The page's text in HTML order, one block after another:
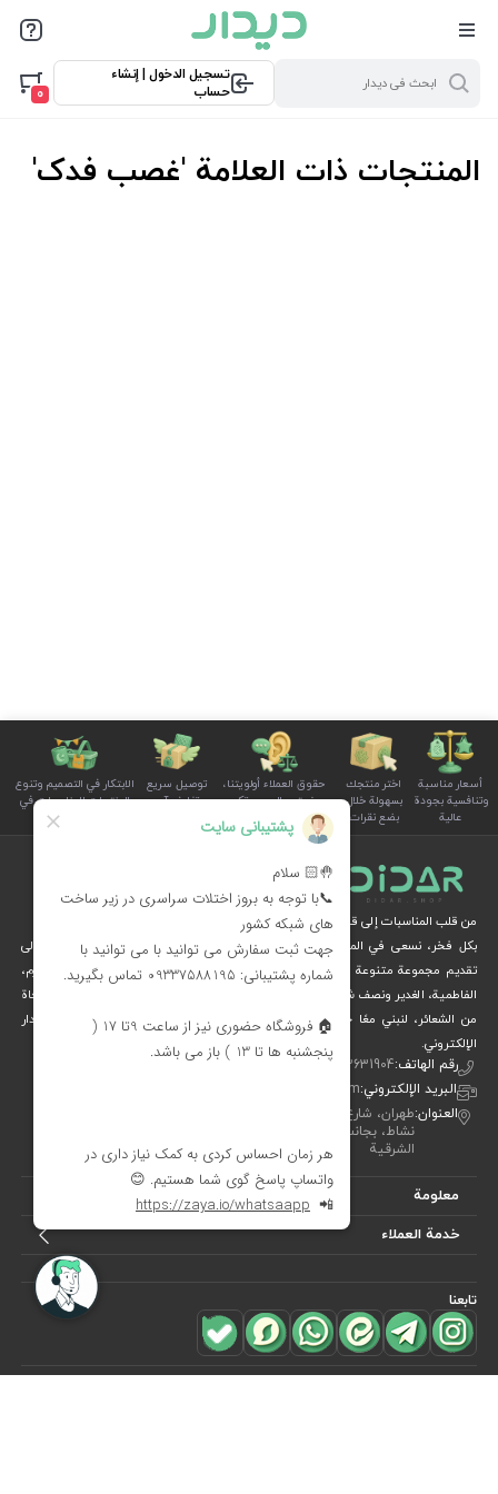
تسجيل الدخول | إنشاء
حساب
0
المنتجات ذات العلامة 'غصب فدک'
أسعار مناسبة
وتنافسية بجودة
عالية
اختر منتجك
بسهولة خلال
بضع نقرات
حقوق العملاء أولويتنا،
ونستمع إلى صوتكم
بوضوح واهتمام
توصيل سريع
وتغليف آمن
الابتكار في التصميم وتنوع
المنتجات للمناسبات في
سلة الأسرة
من قلب المناسبات إلى قلوب الناس
بكل فخر، نسعى في المجموعة الثقافية ديدار، من خلال الإبداع والرؤية الثقافية، إلى
تقديم مجموعة متنوعة من المنتجات الخاصة بالمناسبات الوطنية والدينية، مثل محرم،
الفاطمية، الغدير ونصف شعبان، عبر متجرنا الإلكتروني.
نُهديكم هدايا فريدة وزينة مستوحاة
من الشعائر، لنبني معًا جسرًا جميلاً بين التقاليد والفن والحياة المعاصرة. متجر ديدار
الإلكتروني.
رقم الهاتف:00982122631904
البريد الإلكتروني:info[at]didareshop.com
العنوان:طهران، شارع شريعتي، فوق قُلهَك، شارع الشهيد كلاهدوز، تقاطع
الشرقية
معلومة
خدمة العملاء
تابعنا